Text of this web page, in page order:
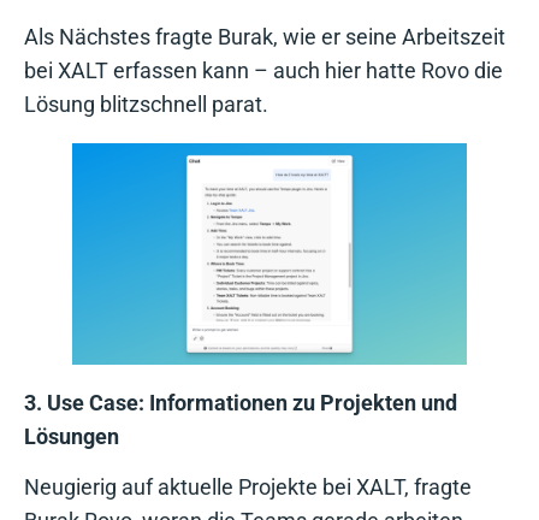
Als Nächstes fragte Burak, wie er seine Arbeitszeit
bei XALT erfassen kann – auch hier hatte Rovo die
Lösung blitzschnell parat.
3. Use Case: Informationen zu Projekten und
Lösungen
Neugierig auf aktuelle Projekte bei XALT, fragte